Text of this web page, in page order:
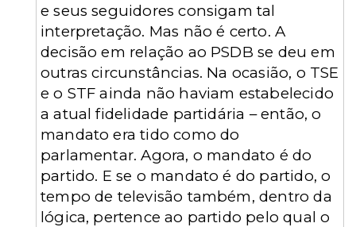
e seus seguidores consigam tal
interpretação. Mas não é certo. A
decisão em relação ao PSDB se deu em
outras circunstâncias. Na ocasião, o TSE
e o STF ainda não haviam estabelecido
a atual fidelidade partidária – então, o
mandato era tido como do
parlamentar. Agora, o mandato é do
partido. E se o mandato é do partido, o
tempo de televisão também, dentro da
lógica, pertence ao partido pelo qual o